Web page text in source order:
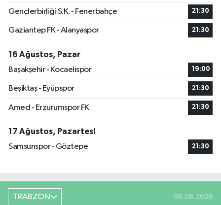
Gençlerbirliği S.K. - Fenerbahçe 21:30
Gaziantep FK - Alanyaspor 21:30
16 Ağustos, Pazar
Başakşehir - Kocaelispor
19:00
Beşiktaş - Eyüpspor 21:30
Amed - Erzurumspor FK 21:30
17 Ağustos, Pazartesi
Samsunspor - Göztepe
21:30
TRABZON 08.08.2026